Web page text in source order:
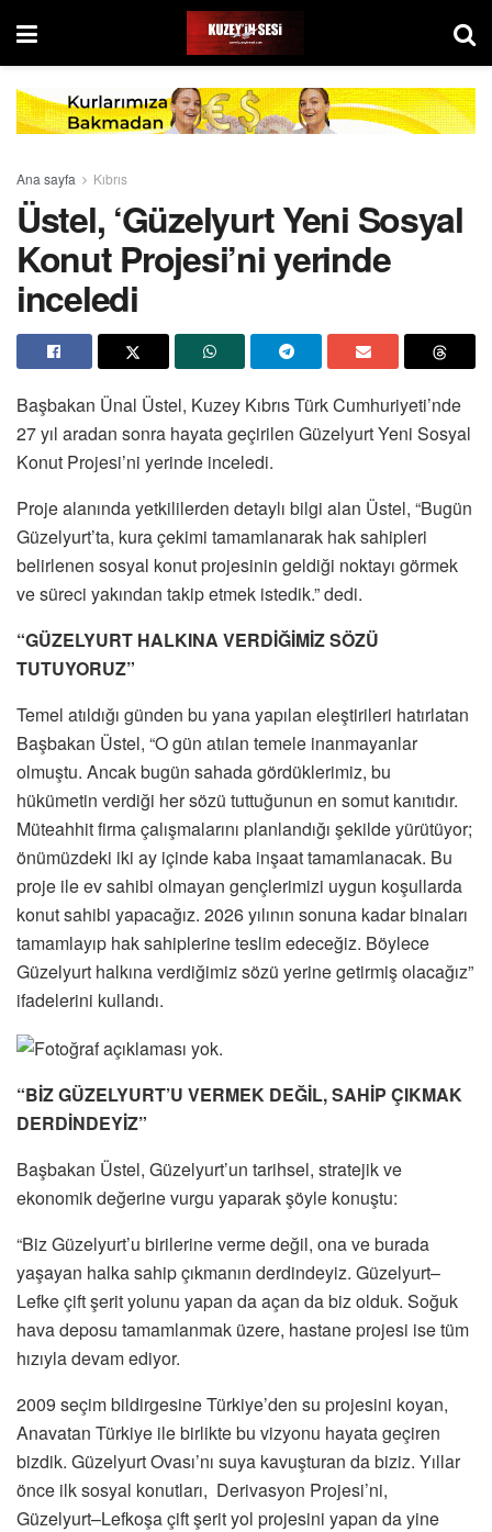
Ana sayfa Kıbrıs
Üstel, ‘Güzelyurt Yeni Sosyal
Konut Projesi’ni yerinde
inceledi
Başbakan Ünal Üstel, Kuzey Kıbrıs Türk Cumhuriyeti’nde
27 yıl aradan sonra hayata geçirilen Güzelyurt Yeni Sosyal
Konut Projesi’ni yerinde inceledi.
Proje alanında yetkililerden detaylı bilgi alan Üstel, “Bugün
Güzelyurt’ta, kura çekimi tamamlanarak hak sahipleri
belirlenen sosyal konut projesinin geldiği noktayı görmek
ve süreci yakından takip etmek istedik.” dedi.
“GÜZELYURT HALKINA VERDİĞİMİZ SÖZÜ
TUTUYORUZ”
Temel atıldığı günden bu yana yapılan eleştirileri hatırlatan
Başbakan Üstel, “O gün atılan temele inanmayanlar
olmuştu. Ancak bugün sahada gördüklerimiz, bu
hükümetin verdiği her sözü tuttuğunun en somut kanıtıdır.
Müteahhit firma çalışmalarını planlandığı şekilde yürütüyor;
önümüzdeki iki ay içinde kaba inşaat tamamlanacak. Bu
proje ile ev sahibi olmayan gençlerimizi uygun koşullarda
konut sahibi yapacağız. 2026 yılının sonuna kadar binaları
tamamlayıp hak sahiplerine teslim edeceğiz. Böylece
Güzelyurt halkına verdiğimiz sözü yerine getirmiş olacağız”
ifadelerini kullandı.
“BİZ GÜZELYURT’U VERMEK DEĞİL, SAHİP ÇIKMAK
DERDİNDEYİZ”
Başbakan Üstel, Güzelyurt’un tarihsel, stratejik ve
ekonomik değerine vurgu yaparak şöyle konuştu:
“Biz Güzelyurt’u birilerine verme değil, ona ve burada
yaşayan halka sahip çıkmanın derdindeyiz. Güzelyurt–
Lefke çift şerit yolunu yapan da açan da biz olduk. Soğuk
hava deposu tamamlanmak üzere, hastane projesi ise tüm
hızıyla devam ediyor.
2009 seçim bildirgesine Türkiye’den su projesini koyan,
Anavatan Türkiye ile birlikte bu vizyonu hayata geçiren
bizdik. Güzelyurt Ovası’nı suya kavuşturan da biziz. Yıllar
önce ilk sosyal konutları, Derivasyon Projesi’ni,
Güzelyurt–Lefkoşa çift şerit yol projesini yapan da yine